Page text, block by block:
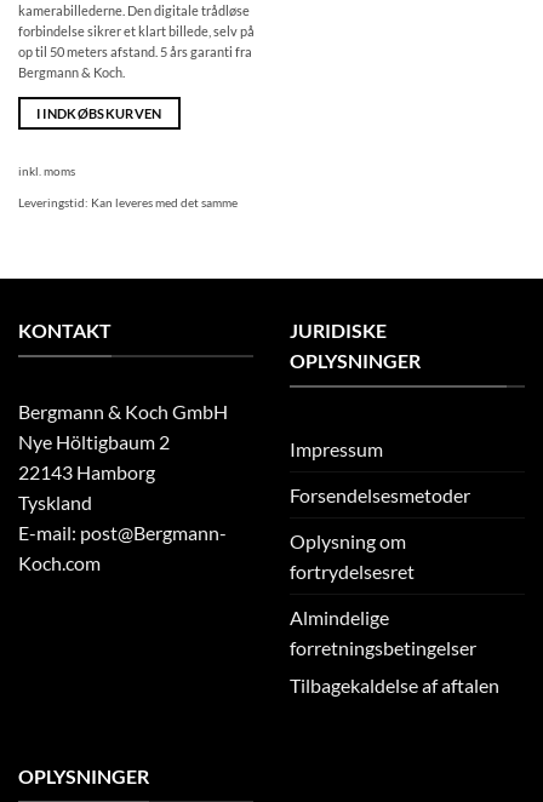
kamerabillederne. Den digitale trådløse
forbindelse sikrer et klart billede, selv på
op til 50 meters afstand. 5 års garanti fra
Bergmann & Koch.
I INDKØBSKURVEN
inkl. moms
Leveringstid: Kan leveres med det samme
KONTAKT
Bergmann & Koch GmbH
Nye Höltigbaum 2
22143 Hamborg
Tyskland
E-mail: post@Bergmann-
Koch.com
JURIDISKE
OPLYSNINGER
Impressum
Forsendelsesmetoder
Oplysning om
fortrydelsesret
Almindelige
forretningsbetingelser
Tilbagekaldelse af aftalen
OPLYSNINGER